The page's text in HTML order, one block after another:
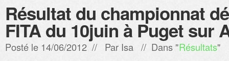
Résultat du championnat
FITA du 10juin à Puget sur
Posté le 14/06/2012 // Par Isa // Dans "Résultats"